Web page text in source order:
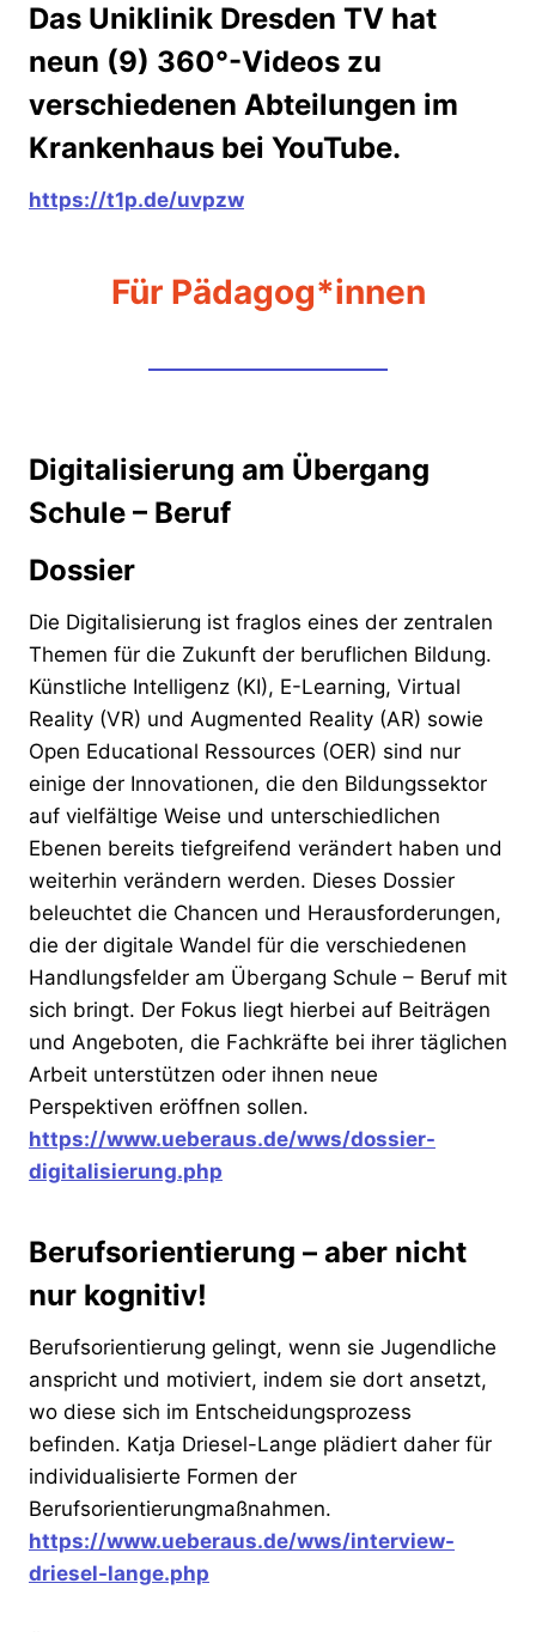
Das Uniklinik Dresden TV hat
neun (9) 360°-Videos zu
verschiedenen Abteilungen im
Krankenhaus bei YouTube.
https://t1p.de/uvpzw
Für Pädagog*innen
Digitalisierung am Übergang
Schule – Beruf
Dossier
Die Digitalisierung ist fraglos eines der zentralen
Themen für die Zukunft der beruflichen Bildung.
Künstliche Intelligenz (KI), E-Learning, Virtual
Reality (VR) und Augmented Reality (AR) sowie
Open Educational Ressources (OER) sind nur
einige der Innovationen, die den Bildungssektor
auf vielfältige Weise und unterschiedlichen
Ebenen bereits tiefgreifend verändert haben und
weiterhin verändern werden. Dieses Dossier
beleuchtet die Chancen und Herausforderungen,
die der digitale Wandel für die verschiedenen
Handlungsfelder am Übergang Schule – Beruf mit
sich bringt. Der Fokus liegt hierbei auf Beiträgen
und Angeboten, die Fachkräfte bei ihrer täglichen
Arbeit unterstützen oder ihnen neue
Perspektiven eröffnen sollen.
https://www.ueberaus.de/wws/dossier-
digitalisierung.php
Berufsorientierung – aber nicht
nur kognitiv!
Berufsorientierung gelingt, wenn sie Jugendliche
anspricht und motiviert, indem sie dort ansetzt,
wo diese sich im Entscheidungsprozess
befinden. Katja Driesel-Lange plädiert daher für
individualisierte Formen der
Berufsorientierungmaßnahmen.
https://www.ueberaus.de/wws/interview-
driesel-lange.php